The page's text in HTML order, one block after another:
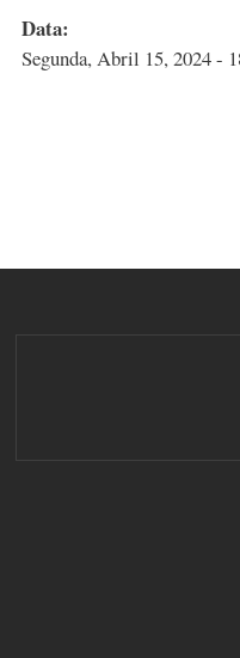
Data:
Segunda, Abril 15, 2024 -